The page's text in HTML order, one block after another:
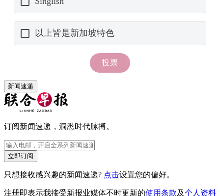
新闻速递
订阅新闻速递，洞悉时代脉搏。
立即订阅
只想接收感兴趣的新闻速递? 点击设置您的偏好。
注册即表示我接受新报业媒体不时更新的使用条款及个人资料